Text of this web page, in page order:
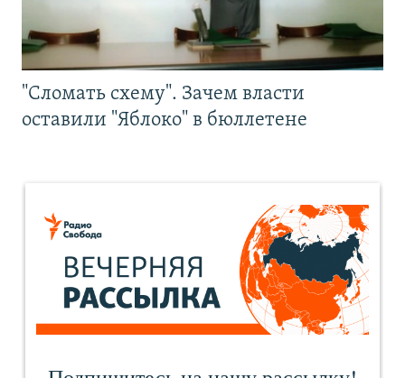
"Сломать схему". Зачем власти
оставили "Яблоко" в бюллетене